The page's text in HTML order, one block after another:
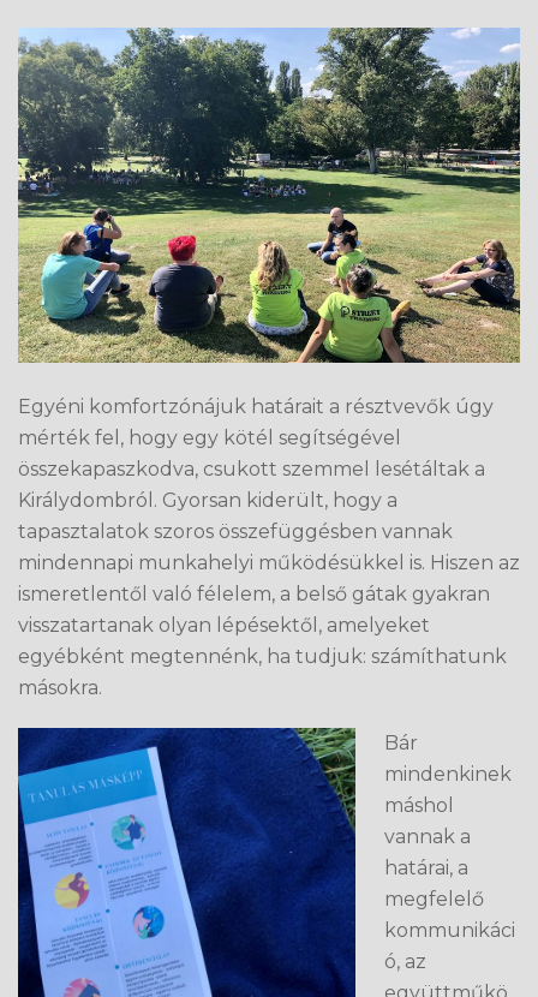
Egyéni komfortzónájuk határait a résztvevők úgy
mérték fel, hogy egy kötél segítségével
összekapaszkodva, csukott szemmel lesétáltak a
Királydombról. Gyorsan kiderült, hogy a
tapasztalatok szoros összefüggésben vannak
mindennapi munkahelyi működésükkel is. Hiszen az
ismeretlentől való félelem, a belső gátak gyakran
visszatartanak olyan lépésektől, amelyeket
egyébként megtennénk, ha tudjuk: számíthatunk
másokra.
Bár
mindenkinek
máshol
vannak a
határai, a
megfelelő
kommunikáci
ó, az
együttműkö